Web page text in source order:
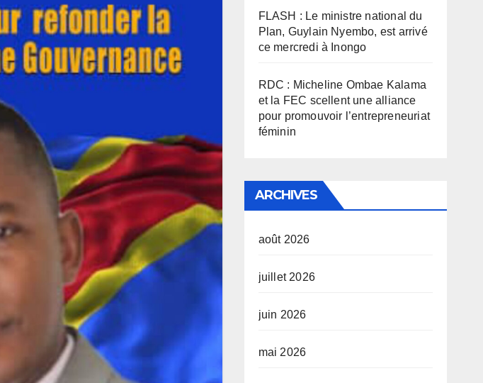
FLASH : Le ministre national du
Plan, Guylain Nyembo, est arrivé
ce mercredi à Inongo
RDC : Micheline Ombae Kalama
et la FEC scellent une alliance
pour promouvoir l’entrepreneuriat
féminin
ARCHIVES
août 2026
juillet 2026
juin 2026
mai 2026